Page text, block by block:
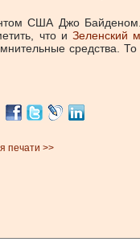
США Джо
что и Зеленский
печати >>